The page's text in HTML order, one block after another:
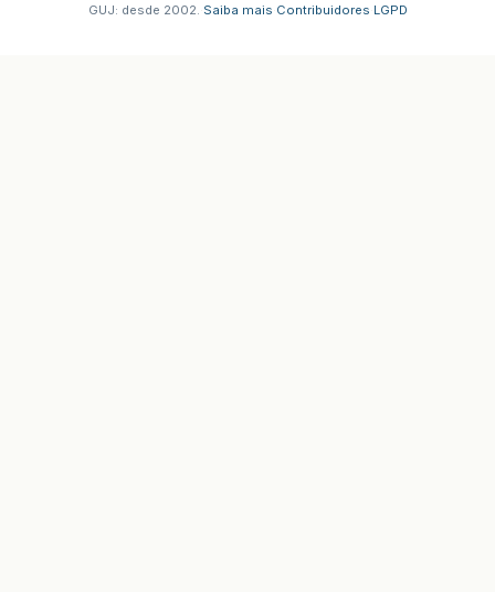
GUJ: desde 2002. Saiba mais Contribuidores LGPD